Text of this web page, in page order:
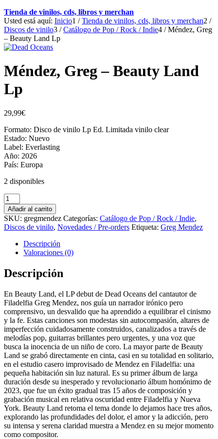
Tienda de vinilos, cds, libros y merchan
Usted está aquí: Inicio1 / Tienda de vinilos, cds, libros y merchan2 /
Discos de vinilo3 / Catálogo de Pop / Rock / Indie4 / Méndez, Greg
– Beauty Land Lp
Méndez, Greg – Beauty Land
Lp
29,99€
Formato: Disco de vinilo Lp Ed. Limitada vinilo clear
Estado: Nuevo
Label: Everlasting
Año: 2026
País: Europa
2 disponibles
Méndez,
Greg
-
Beauty
Land
cantidad
Añadir al carrito
SKU: gregmendez Categorías: Catálogo de Pop / Rock / Indie,
Discos de vinilo, Novedades / Pre-orders Etiqueta: Greg Mendez
Descripción
Valoraciones (0)
Descripción
En Beauty Land, el LP debut de Dead Oceans del cantautor de
Filadelfia Greg Mendez, nos guía un narrador irónico pero
comprensivo, un desvalido que ha aprendido a equilibrar el cinismo
y la fe. Estas canciones son modestas sin autocompasión, altares de
imperfección cuidadosamente construidos, canalizados a través de
melodías pop, guitarras brillantes pero urgentes, y una voz que
busca la inocencia de un niño de coro. La mayor parte de Beauty
Land se grabó directamente en cinta, casi en su totalidad en solitario,
en el estudio casero improvisado de Mendez en Filadelfia: una
pequeña habitación sin luz natural. Es su primer álbum de larga
duración desde su inesperado y revolucionario álbum homónimo de
2023, que fue un éxito gradual tras 15 años de composición y
grabación musical en relativa oscuridad entre Filadelfia y Nueva
York. Beauty Land retoma el tema donde lo dejamos hace tres años,
explorando las profundidades del dolor, el amor y la adicción, pero
su intensa y serena claridad muestra a Mendez en su mejor momento
como compositor.